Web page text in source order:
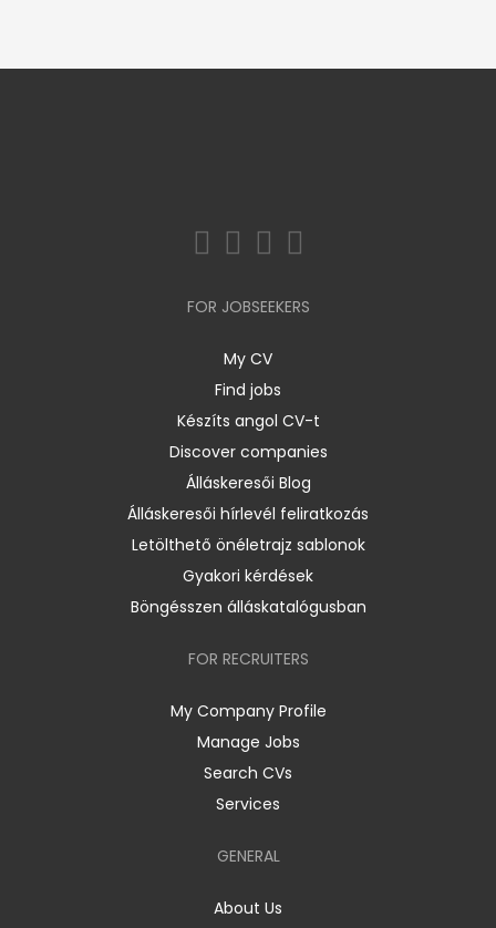
FOR JOBSEEKERS
My CV
Find jobs
Készíts angol CV-t
Discover companies
Álláskeresői Blog
Álláskeresői hírlevél feliratkozás
Letölthető önéletrajz sablonok
Gyakori kérdések
Böngésszen álláskatalógusban
FOR RECRUITERS
My Company Profile
Manage Jobs
Search CVs
Services
GENERAL
About Us